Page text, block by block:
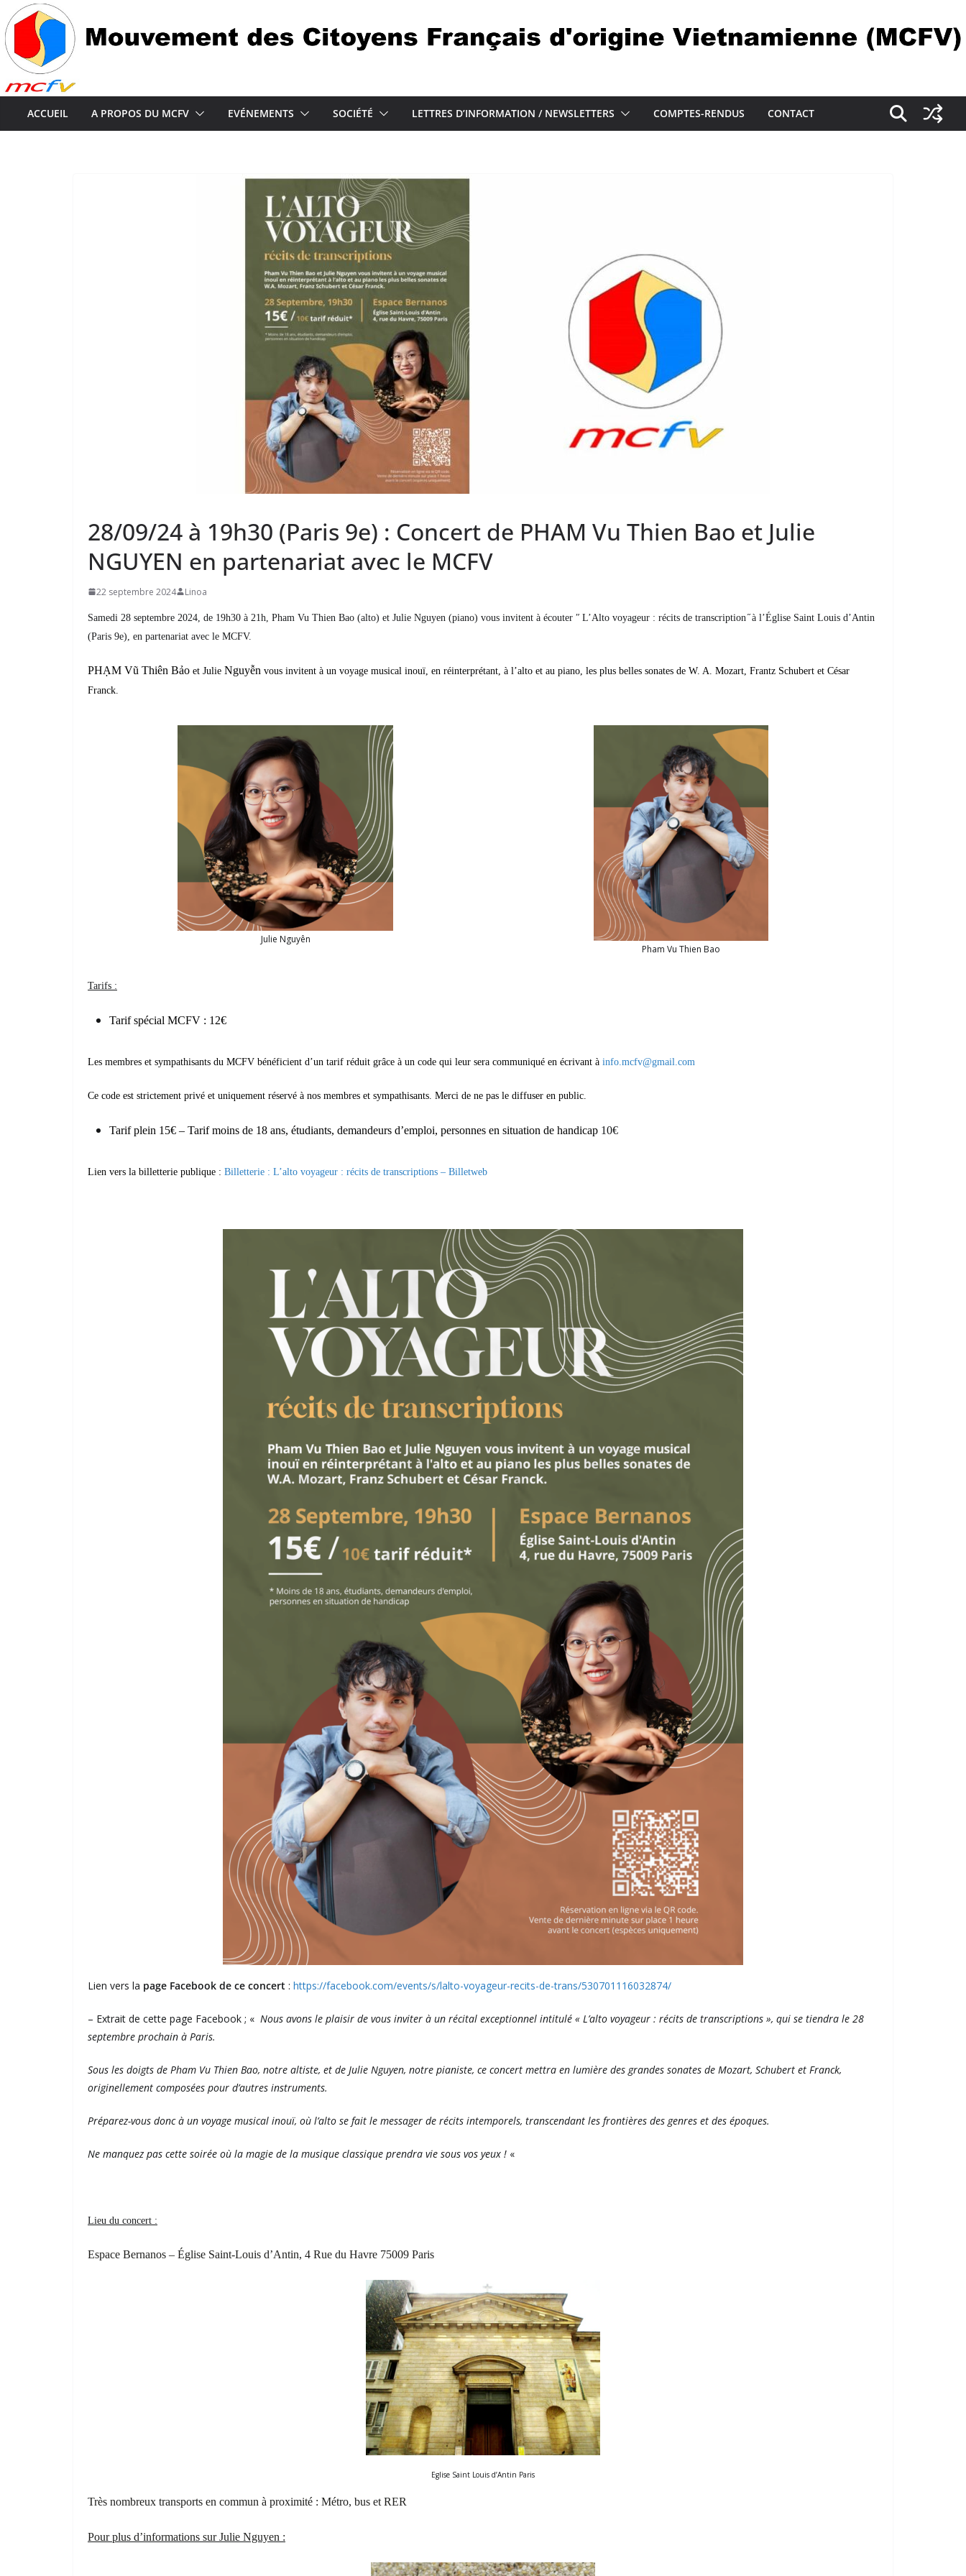
Passer
au
contenu
ACCUEIL A PROPOS DU MCFV EVÉNEMENTS SOCIÉTÉ LETTRES D’INFORMATION / NEWSLETTERS COMPTES-RENDUS CONTACT
28/09/24 à 19h30 (Paris 9e) : Concert de PHAM Vu Thien Bao et Julie
NGUYEN en partenariat avec le MCFV
22 septembre 2024 Linoa
Samedi 28 septembre 2024, de 19h30 à 21h, Pham Vu Thien Bao (alto) et Julie Nguyen (piano) vous invitent à écouter ʺ L’Alto voyageur : récits de transcription ̋ à l’Église Saint Louis d’Antin
(Paris 9e), en partenariat avec le MCFV.
PHẠM Vũ Thiên Bảo et Julie Nguyễn vous invitent à un voyage musical inouï, en réinterprétant, à l’alto et au piano, les plus belles sonates de W. A. Mozart, Frantz Schubert et César
Franck.
Julie Nguyên
Pham Vu Thien Bao
Tarifs :
Tarif spécial MCFV : 12€
Les membres et sympathisants du MCFV bénéficient d’un tarif réduit grâce à un code qui leur sera communiqué en écrivant à info.mcfv@gmail.com
Ce code est strictement privé et uniquement réservé à nos membres et sympathisants. Merci de ne pas le diffuser en public.
Tarif plein 15€ – Tarifmoins de 18 ans, étudiants, demandeurs d’emploi, personnes en situation de handicap 10€
Lien vers la billetterie publique : Billetterie : L’alto voyageur : récits de transcriptions – Billetweb
Lien vers la page Facebook de ce concert : https://facebook.com/events/s/lalto-voyageur-recits-de-trans/530701116032874/
– Extrait de cette page Facebook ; « Nous avons le plaisir de vous inviter à un récital exceptionnel intitulé « L’alto voyageur : récits de transcriptions », qui se tiendra le 28
septembre prochain à Paris.
Sous les doigts de Pham Vu Thien Bao, notre altiste, et de Julie Nguyen, notre pianiste, ce concert mettra en lumière des grandes sonates de Mozart, Schubert et Franck,
originellement composées pour d’autres instruments.
Préparez-vous donc à un voyage musical inouï, où l’alto se fait le messager de récits intemporels, transcendant les frontières des genres et des époques.
Ne manquez pas cette soirée où la magie de la musique classique prendra vie sous vos yeux ! «
Lieu du concert :
Espace Bernanos – Église Saint-Louis d’Antin, 4 Rue du Havre 75009 Paris
Eglise Saint Louis d’Antin Paris
Très nombreux transports en commun à proximité : Métro, bus et RER
Pour plus d’informations sur Julie Nguyen :